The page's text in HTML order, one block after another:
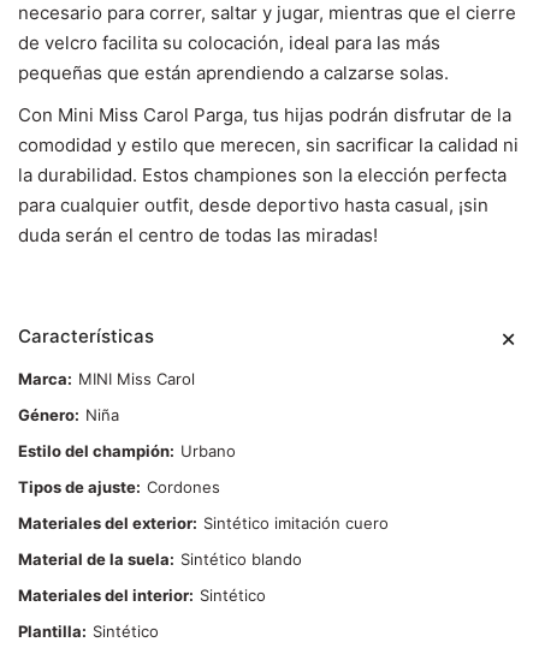
necesario para correr, saltar y jugar, mientras que el cierre
de velcro facilita su colocación, ideal para las más
pequeñas que están aprendiendo a calzarse solas.
Con Mini Miss Carol Parga, tus hijas podrán disfrutar de la
comodidad y estilo que merecen, sin sacrificar la calidad ni
la durabilidad. Estos championes son la elección perfecta
para cualquier outfit, desde deportivo hasta casual, ¡sin
duda serán el centro de todas las miradas!
Características
Marca
MINI Miss Carol
Género
Niña
Estilo del champión
Urbano
Tipos de ajuste Cordones
Materiales del exterior
Sintético imitación cuero
Material de la suela
Sintético blando
Materiales del interior
Sintético
Plantilla
Sintético